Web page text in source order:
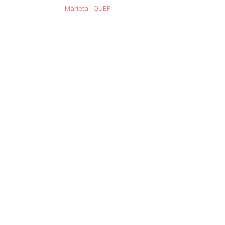
Marieta - QUBP